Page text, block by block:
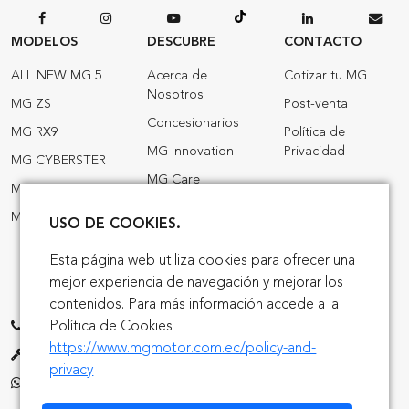
USO DE COOKIES.
Esta página web utiliza cookies para ofrecer una
mejor experiencia de navegación y mejorar los
contenidos. Para más información accede a la
Política de Cookies
https://www.mgmotor.com.ec/policy-and-
privacy
MODELOS
ALL NEW MG 5
MG ZS
MG RX9
MG CYBERSTER
MG 3 HEV
MG ZS HEV
DESCUBRE
Acerca de
Nosotros
Concesionarios
MG Innovation
MG Care
MG Exonerados
MG Híbridos
CONTACTO
Cotizar tu MG
Post-venta
Política de
Privacidad
1700 64 64 64
+593 98 910 3412
+593 95 923 9399